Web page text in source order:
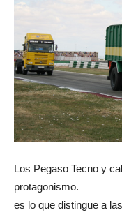
Los Pegaso Tecno y
protagonismo.
es lo que distingue a